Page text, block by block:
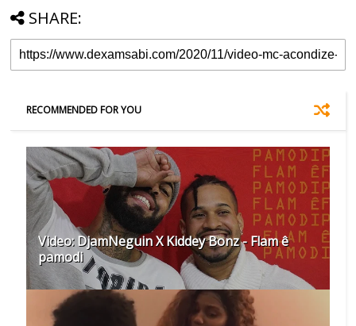
SHARE:
RECOMMENDED FOR YOU
Video: DjamNeguin X Kiddey Bonz - Flam ê
pamodi